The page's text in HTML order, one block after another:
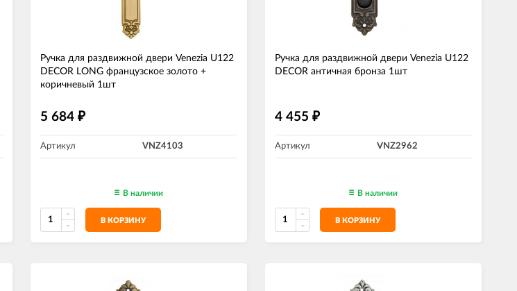
Ручка для раздвижной двери Venezia U122
DECOR LONG французское золото +
коричневый 1шт
5 684 ₽
Артикул VNZ4103
В наличии
В КОРЗИНУ
Ручка для раздвижной двери Venezia U122
DECOR античная бронза 1шт
4 455 ₽
Артикул VNZ2962
В наличии
В КОРЗИНУ